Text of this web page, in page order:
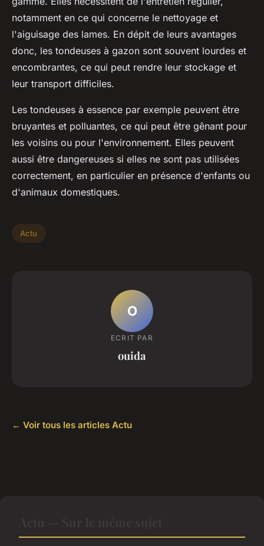
notamment en ce qui concerne le nettoyage et
l'aiguisage des lames. En dépit de leurs avantages
donc, les tondeuses à gazon sont souvent lourdes et
encombrantes, ce qui peut rendre leur stockage et
leur transport difficiles.
Les tondeuses à essence par exemple peuvent être
bruyantes et polluantes, ce qui peut être gênant pour
les voisins ou pour l'environnement. Elles peuvent
aussi être dangereuses si elles ne sont pas utilisées
correctement, en particulier en présence d'enfants ou
d'animaux domestiques.
Actu
O
ECRIT PAR
ouida
← Voir tous les articles Actu